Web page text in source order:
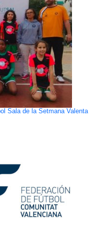
Sala de la Setmana Valenta